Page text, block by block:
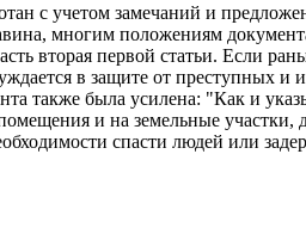
с учетом замечаний и
многим положениям
вторая первой статьи. Если
в защите от преступных
также была усилена: "Как и
и на земельные участки,
спасти людей или